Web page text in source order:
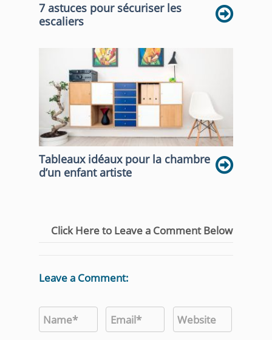
7 astuces pour sécuriser les
escaliers
Tableaux idéaux pour la chambre
d’un enfant artiste
Click Here to Leave a Comment Below
Leave a Comment: